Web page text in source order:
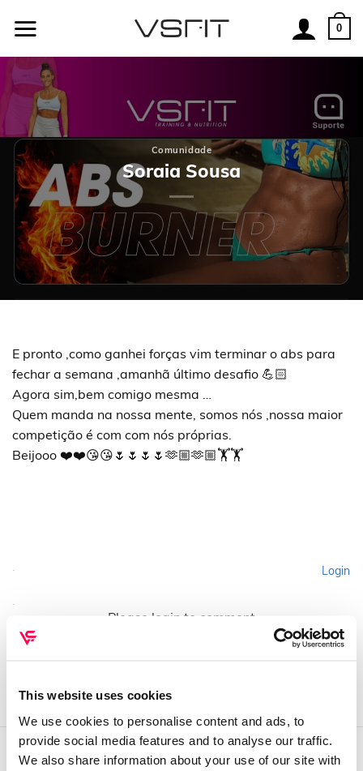
This website uses cookies
We use cookies to personalise content and ads, to
provide social media features and to analyse our traffic.
We also share information about your use of our site with
0
Comunidade
Soraia Sousa
E pronto ,como ganhei forças vim terminar o abs para
fechar a semana ,amanhã último desafio 💪🏻
Agora sim,bem comigo mesma …
Quem manda na nossa mente, somos nós ,nossa maior
competição é com com nós próprias.
Beijooo ❤️❤️😘😘🌷🌷🌷🌷🫶🏼🫶🏼🏋️🏋️
Login
Please login to comment